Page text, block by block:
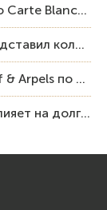
Boucheron посвятил новую коллекцию Carte Blanche Human Being человеку и силе мастерства
Четыре главы истории: Boucheron представил коллекцию «Nom: Boucheron, Prénom: Frédéric»
Шесть самых дорогих колец Van Cleef & Arpels по итогам аукционов Sotheby’s
Как твердость драгоценных камней влияет на долговечность ювелирных изделий